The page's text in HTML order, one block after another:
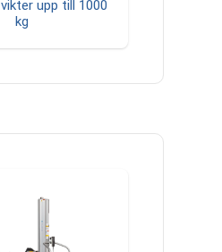
upp till 1000
kg